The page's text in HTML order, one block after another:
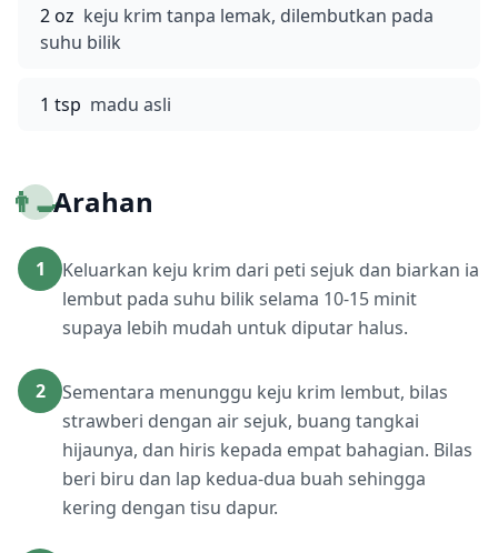
2 oz keju krim tanpa lemak, dilembutkan pada
suhu bilik
1 tsp madu asli
👨‍🍳Arahan
1
Keluarkan keju krim dari peti sejuk dan biarkan ia
lembut pada suhu bilik selama 10-15 minit
supaya lebih mudah untuk diputar halus.
2
Sementara menunggu keju krim lembut, bilas
strawberi dengan air sejuk, buang tangkai
hijaunya, dan hiris kepada empat bahagian. Bilas
beri biru dan lap kedua-dua buah sehingga
kering dengan tisu dapur.